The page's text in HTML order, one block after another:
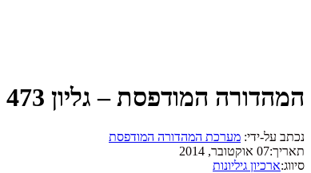
המהדורה המודפסת – גליון 473
נכתב על-ידי: מערכת המהדורה המודפסת
תאריך:07 אוקטובר, 2014
סיווג:ארכיון גיליונות